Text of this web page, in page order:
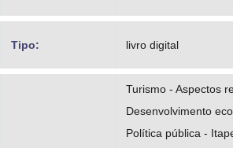
Tipo: livro digital
Turismo - Aspectos
Desenvolvimento
Política pública -